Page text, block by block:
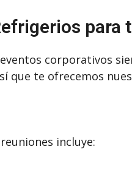
para
corporativos
que te ofrecemos
incluye: